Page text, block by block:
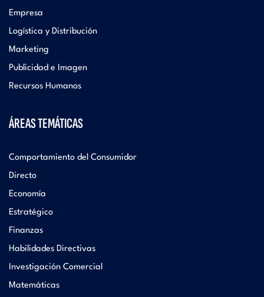
Empresa
Logística y Distribución
Marketing
Publicidad e Imagen
Recursos Humanos
ÁREAS TEMÁTICAS
Comportamiento del Consumidor
Directo
Economía
Estratégico
Finanzas
Habilidades Directivas
Investigación Comercial
Matemáticas